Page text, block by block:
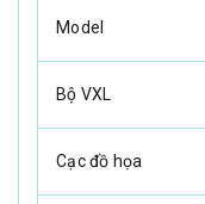
Model
Bộ VXL
Cạc đồ họa